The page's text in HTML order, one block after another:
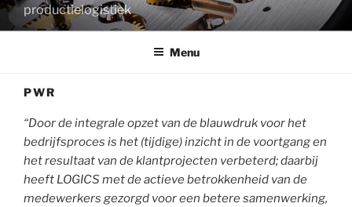
productielogistiek
Menu
PWR
“Door de integrale opzet van de blauwdruk voor het
bedrijfsproces is het (tijdige) inzicht in de voortgang en
het resultaat van de klantprojecten verbeterd; daarbij
heeft LOGICS met de actieve betrokkenheid van de
medewerkers gezorgd voor een betere samenwerking,